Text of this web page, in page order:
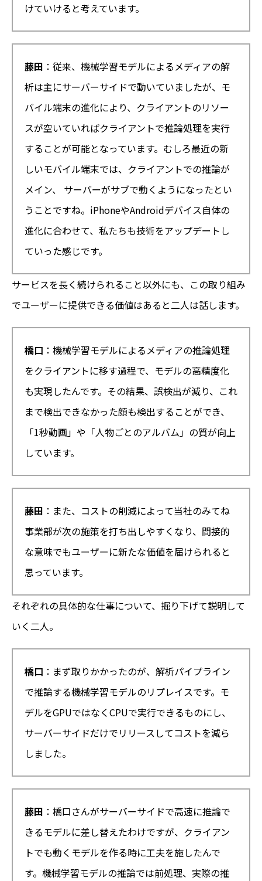
けていけると考えています。
藤田 ：従来、機械学習モデルによるメディアの解
析は主にサーバーサイドで動いていましたが、モ
バイル端末の進化により、クライアントのリソー
スが空いていればクライアントで推論処理を実行
することが可能となっています。むしろ最近の新
しいモバイル端末では、クライアントでの推論が
メイン、 サーバーがサブで動くようになったとい
うことですね。iPhoneやAndroidデバイス自体の
進化に合わせて、私たちも技術をアップデートし
ていった感じです。
サービスを長く続けられること以外にも、この取り組み
でユーザーに提供できる価値はあると二人は話します。
橋口 ：機械学習モデルによるメディアの推論処理
をクライアントに移す過程で、モデルの高精度化
も実現したんです。その結果、誤検出が減り、これ
まで検出できなかった顔も検出することができ、
「1秒動画」や「人物ごとのアルバム」の質が向上
しています。
藤田 ：また、コストの削減によって当社のみてね
事業部が次の施策を打ち出しやすくなり、間接的
な意味でもユーザーに新たな価値を届けられると
思っています。
それぞれの具体的な仕事について、掘り下げて説明して
いく二人。
橋口 ：まず取りかかったのが、解析パイプライン
で推論する機械学習モデルのリプレイスです。モ
デルをGPUではなくCPUで実行できるものにし、
サーバーサイドだけでリリースしてコストを減ら
しました。
藤田 ：橋口さんがサーバーサイドで高速に推論で
きるモデルに差し替えたわけですが、クライアン
トでも動くモデルを作る時に工夫を施したんで
す。機械学習モデルの推論では前処理、実際の推